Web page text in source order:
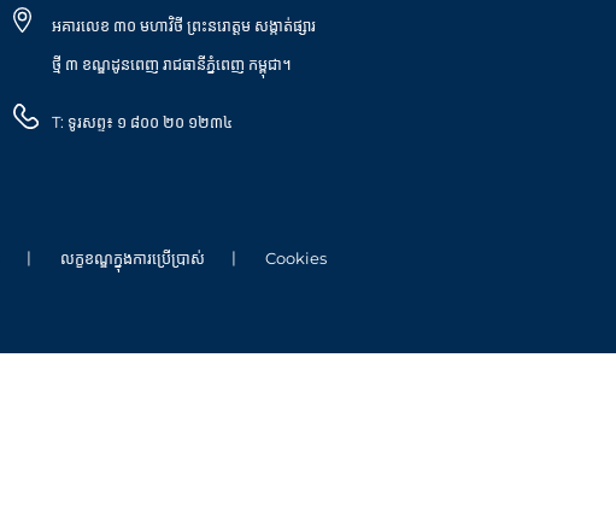
អគារលេខ ៣០ មហាវិថី ព្រះនរោត្តម សង្កាត់ផ្សារ
ថ្មី ៣ ខណ្ឌដូនពេញ រាជធានីភ្នំពេញ កម្ពុជា។
T: ទូរសព្ទ៖ ១ ៨០០ ២០ ១២៣៤
លក្ខខណ្ឌក្នុងការប្រើប្រាស់ Cookies